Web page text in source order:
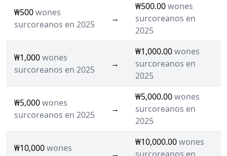
₩500wones
surcoreanos en 2025
→
₩500.00wones
surcoreanos en
2025
₩1,000wones
surcoreanos en 2025
→
₩1,000.00wones
surcoreanos en
2025
₩5,000wones
surcoreanos en 2025
→
₩5,000.00wones
surcoreanos en
2025
₩10,000wones
₩10,000.00wones